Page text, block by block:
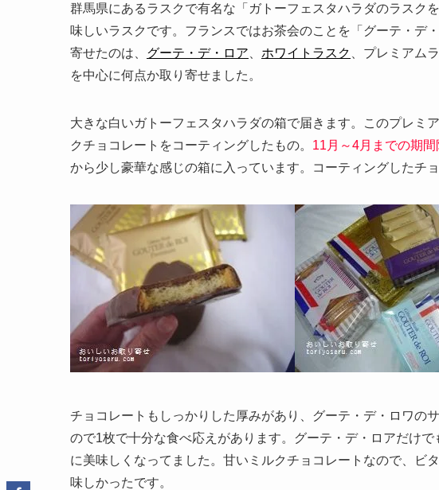
群馬県にあるラスクで有名な「ガトーフェスタハラダのラスク
味しいラスクです。フランスではお茶会のことを「グーテ・デ
寄せたのは、 グーテ・デ・ロア ホワイトラスク
、プレミアム
を中心に何点か取り寄せました。
大きな白いガトーフェスタハラダの箱で届きます。このプレミ
クチョコレートをコーティングしたもの。 11月～4月までの期間
から少し豪華な感じの箱に入っています。コーティングしたチ
チョコレートもしっかりした厚みがあり、グーテ・デ・ロワの
ので1枚で十分な食べ応えがあります。グーテ・デ・ロアだけ
に美味しくなってました。甘いミルクチョコレートなので、ビ
味しかったです。